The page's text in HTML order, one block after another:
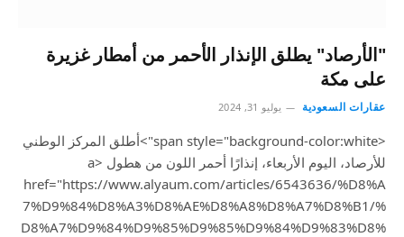
"الأرصاد" يطلق الإنذار الأحمر من أمطار غزيرة
على مكة
عقارات السعودية يوليو 31, 2024
<span style="background-color:white">أطلق المركز الوطني
للأرصاد، اليوم الأربعاء، إنذارًا أحمر اللون من هطول <a
href="https://www.alyaum.com/articles/6543636/%D8%A
7%D9%84%D8%A3%D8%AE%D8%A8%D8%A7%D8%B1/%
D8%A7%D9%84%D9%85%D9%85%D9%84%D9%83%D8%